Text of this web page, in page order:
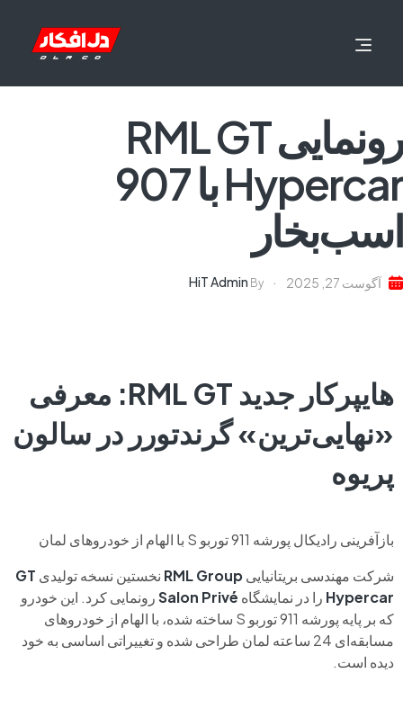
رونمایی RML GT
Hypercar با 907
اسب‌بخار
آگوست 27, 2025 By
HiT Admin
هایپرکار جدید RML GT: معرفی
«نهایی‌ترین» گرندتورر در سالون
پریوه
بازآفرینی رادیکال پورشه 911 توربو S با الهام از خودروهای لمان
شرکت مهندسی بریتانیاییRML Group نخستین نسخه تولیدی GT
Hypercar را در نمایشگاه Salon Privéرونمایی کرد. این خودرو
که بر پایه پورشه 911 توربو S ساخته شده، با الهام از خودروهای
مسابقه‌ای 24 ساعته لمان طراحی شده و تغییراتی اساسی به خود
دیده است.